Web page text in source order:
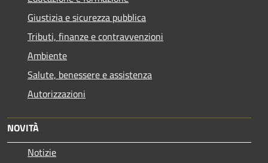
Giustizia e sicurezza pubblica
Tributi, finanze e contravvenzioni
Ambiente
Salute, benessere e assistenza
Autorizzazioni
NOVITÀ
Notizie